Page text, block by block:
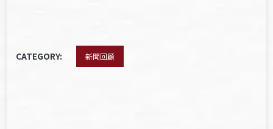
CATEGORY: 新聞回顧